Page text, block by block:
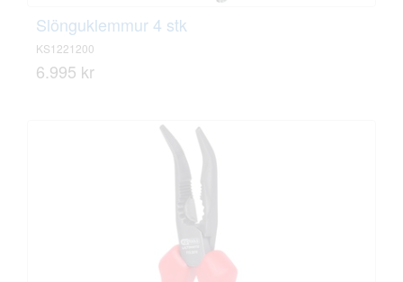
Slönguklemmur 4 stk
KS1221200
6.995 kr